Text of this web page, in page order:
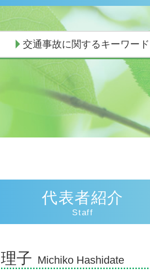
交通事故に関するキーワード
過失割合
人身事故 物損事故 違い
人身事故 行政処分
物損事故 警察呼ばなかった 後日
慰謝料相場 事故
物損事故から人身に変更された 加害
損害賠償請求 時効
示談交渉権
代表者紹介
Staff
子 Michiko Hashidate